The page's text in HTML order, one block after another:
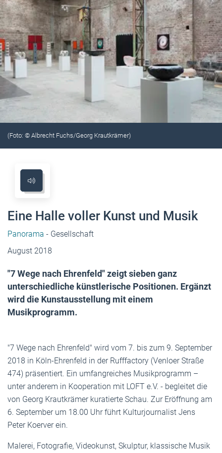
(Foto: © Albrecht Fuchs/Georg Krautkrämer)
Eine Halle voller Kunst und Musik
Panorama - Gesellschaft
August 2018
"7 Wege nach Ehrenfeld" zeigt sieben ganz
unterschiedliche künstlerische Positionen. Ergänzt
wird die Kunstausstellung mit einem
Musikprogramm.
"7 Wege nach Ehrenfeld" wird vom 7. bis zum 9. September
2018 in Köln-Ehrenfeld in der Rufffactory (Venloer Straße
474) präsentiert. Ein umfangreiches Musikprogramm –
unter anderem in Kooperation mit LOFT e.V. - begleitet die
von Georg Krautkrämer kuratierte Schau. Zur Eröffnung am
6. September um 18.00 Uhr führt Kulturjournalist Jens
Peter Koerver ein.
Malerei, Fotografie, Videokunst, Skulptur, klassische Musik